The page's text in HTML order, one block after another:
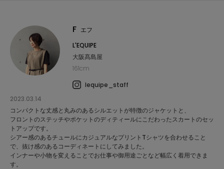
F エフ
L'EQUIPE
大阪髙島屋
161cm
lequipe_staff
2023.03.14
コンパクトな丈感と丸みのあるシルエットが特徴のジャケットと、
フロントのステッチやポケットのディティールにこだわったスカートのセッ
トアップです。
シアー感のあるチュールにカジュアルなプリントTシャツを合わせること
で、抜け感のあるコーディネートにしてみました。
インナーや小物を変えることでお仕事や御用途ごとなど幅広く着用できま
す。